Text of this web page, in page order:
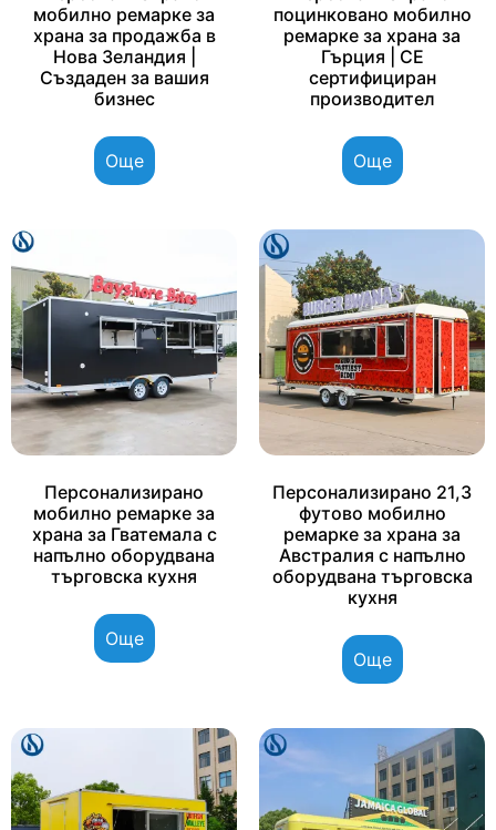
мобилно ремарке за
храна за продажба в
Нова Зеландия |
Създаден за вашия
бизнес
Още
поцинковано мобилно
ремарке за храна за
Гърция | CE
сертифициран
производител
Още
Персонализирано
мобилно ремарке за
храна за Гватемала с
напълно оборудвана
търговска кухня
Още
Персонализирано 21,3
футово мобилно
ремарке за храна за
Австралия с напълно
оборудвана търговска
кухня
Още